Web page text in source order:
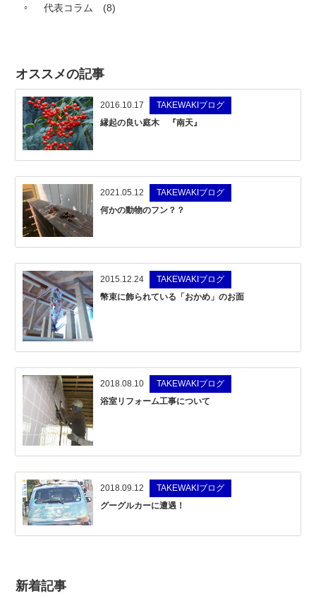
代表コラム (8)
オススメの記事
2016.10.17
TAKEWAKIブログ
縁起の良い庭木 『南天』
2021.05.12
TAKEWAKIブログ
何かの動物のフン？？
2015.12.24
TAKEWAKIブログ
幣束に飾られている「おかめ」のお面
2018.08.10
TAKEWAKIブログ
浴室リフォーム工事について
2018.09.12
TAKEWAKIブログ
グーグルカーに遭遇！
新着記事